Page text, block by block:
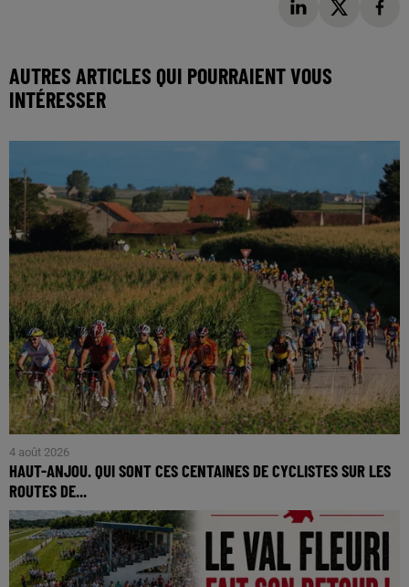
AUTRES ARTICLES QUI POURRAIENT VOUS
INTÉRESSER
4 août 2026
HAUT-ANJOU. QUI SONT CES CENTAINES DE CYCLISTES SUR LES
ROUTES DE...